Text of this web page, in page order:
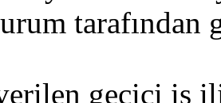
geçici iş